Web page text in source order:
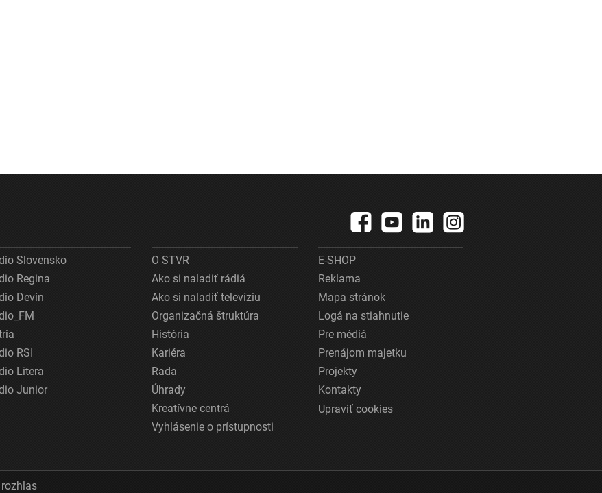
Slovensko
Regina
Devín
RSI
Litera
Junior
O STVR
Ako si naladiť rádiá
Ako si naladiť televíziu
Organizačná štruktúra
História
Kariéra
Rada
Úhrady
Kreatívne centrá
Vyhlásenie o prístupnosti
E-SHOP
Reklama
Mapa stránok
Logá na stiahnutie
Pre médiá
Prenájom majetku
Projekty
Kontakty
Upraviť cookies